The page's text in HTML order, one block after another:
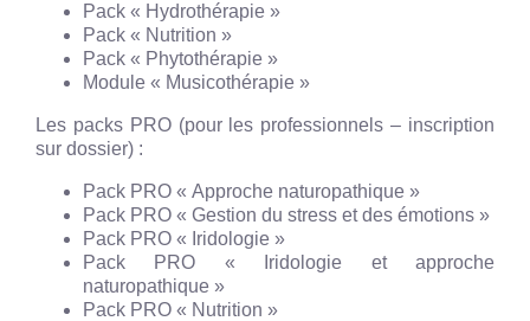
Pack « Hydrothérapie »
Pack « Nutrition »
Pack « Phytothérapie »
Module « Musicothérapie »
Les packs PRO (pour les professionnels – inscription
sur dossier) :
Pack PRO « Approche naturopathique »
Pack PRO « Gestion du stress et des émotions »
Pack PRO « Iridologie »
Pack PRO « Iridologie et approche
naturopathique »
Pack PRO « Nutrition »